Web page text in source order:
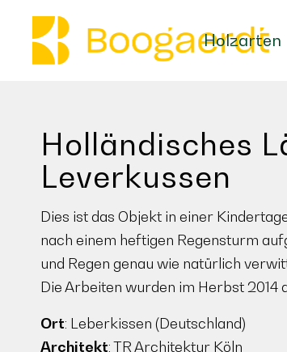
Holzarten
Holländisches
Leverkussen
Dies ist das Objekt in einer
nach einem heftigen Regensturm
und Regen genau wie natürlich
Die Arbeiten wurden im Herbst 2014
Ort: Leberkissen (Deutschland)
Architekt: TR Architektur Köln